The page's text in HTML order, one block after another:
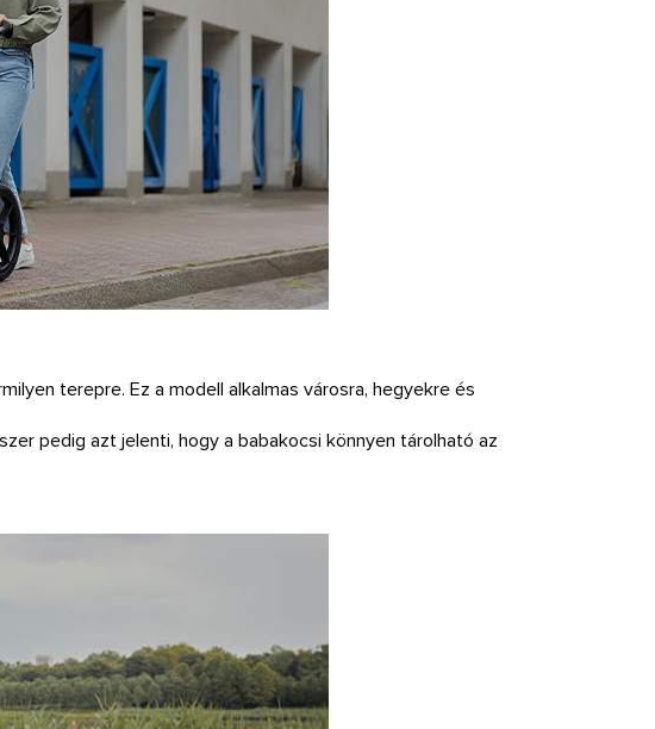
terepre. Ez a modell alkalmas városra, hegyekre és
pedig azt jelenti, hogy a babakocsi könnyen tárolható az